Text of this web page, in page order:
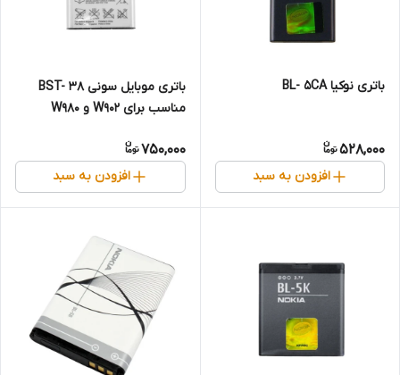
باتری نوکیا BL- 5CA
528,000
افزودن به سبد
باتری موبایل سونی BST- 38
مناسب برای W902 و W980
750,000
افزودن به سبد